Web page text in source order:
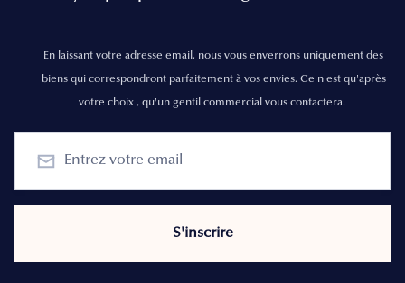
En laissant votre adresse email, nous vous enverrons uniquement des
biens qui correspondront parfaitement à vos envies. Ce n'est qu'après
votre choix , qu'un gentil commercial vous contactera.